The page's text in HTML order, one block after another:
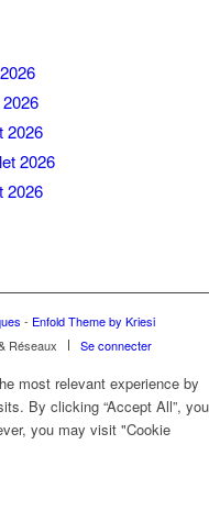
2026
2026
2026
- Enfold Theme by Kriesi
Réseaux Se connecter
most relevant experience by
By clicking “Accept All”, you
you may visit "Cookie